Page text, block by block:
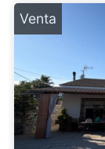
Venta